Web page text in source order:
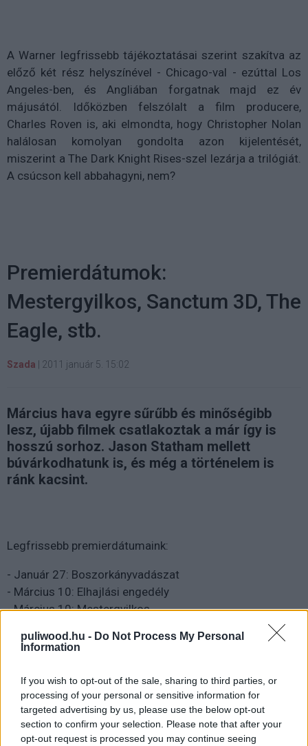
puliwood.hu - Do Not Process My Personal
Information
If you wish to opt-out of the sale, sharing to third parties, or
processing of your personal or sensitive information for
targeted advertising by us, please use the below opt-out
section to confirm your selection. Please note that after your
opt-out request is processed you may continue seeing
A Warner legfrissebb tájékoztatásai szerint szakítva az
előző két rész helyszínével - Chicago-val - ezúttal Los
Angeles-ben, és Angliában forgatnak majd ez év
májusától. Időközben felszólalt a film producere,
Charles Roven is, aki elmondta, hogy Christopher Nolan
halálosan komolyan gondolta azon kijelentését,
miszerint a The Dark Knight Rises-szel lezárja a trilógiát.
A csúcson kell abbahagyni, nem?
Premierdátumok:
Mestergyilkos, Sanctum 3D, The
Eagle, stb.
Szada 2011 január 5. 15:02
Március hava egyre sűrűbb és minőségibb
lesz, újabb filmek csatlakoztak a már így is
hosszú sorhoz. Jason Statham mellett
búvárkodhatunk is, és még a történelem is
ránk kacsint.
Legfrissebb premierdátumaink:
- Január 27: Boszorkányvadászat
- Március 10: Elhajlási engedély
- Március 10: Mestergyilkos
- Március 17: The Lincoln Lawyer
- Március 31: Limitless
Januári megjelenéseink ittérhetőek el, márciusi listánk
pedigitt.